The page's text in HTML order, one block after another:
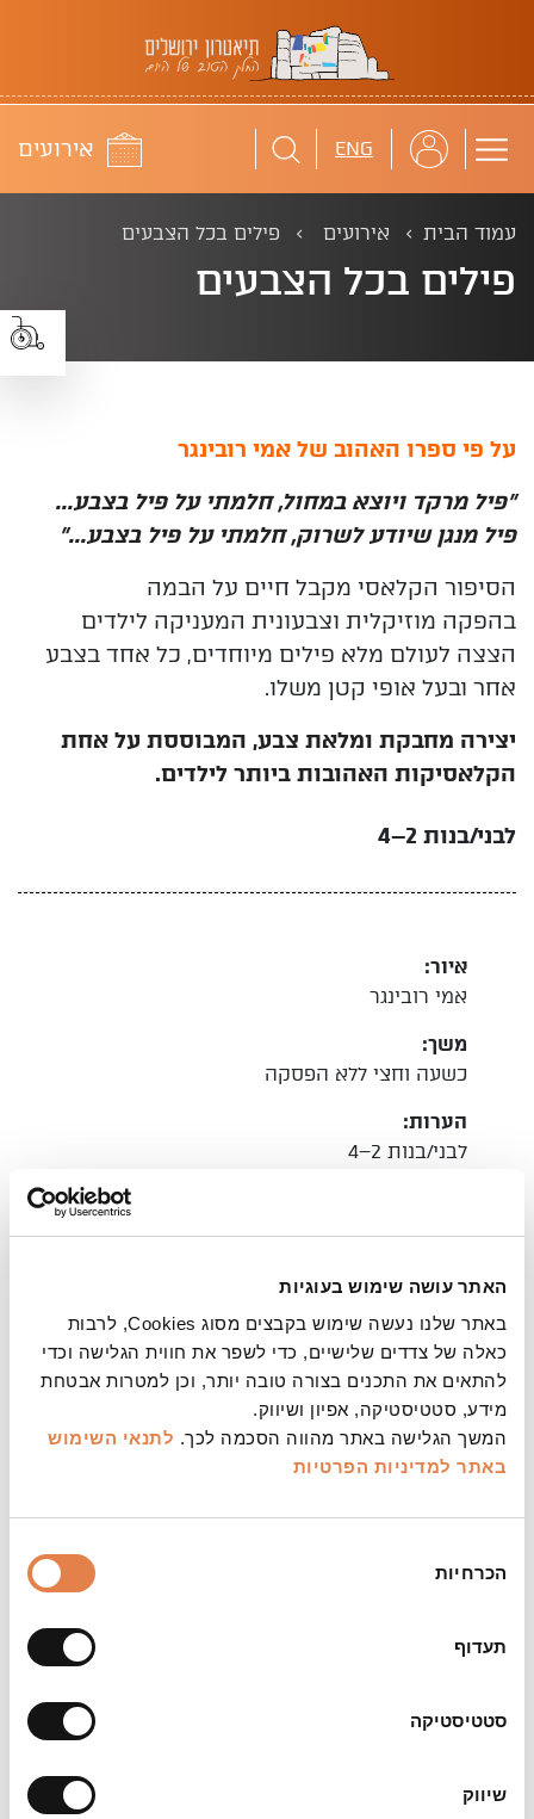
האתר עושה שימוש בעוגיות
באתר שלנו נעשה שימוש בקבצים מסוג Cookies, לרבות
כאלה של צדדים שלישיים, כדי לשפר את חווית הגלישה וכדי
להתאים את התכנים בצורה טובה יותר, וכן למטרות אבטחת
מידע, סטטיסטיקה, אפיון ושיווק.
המשך הגלישה באתר מהווה הסכמה לכך. לתנאי השימוש
באתר למדיניות הפרטיות
הסכמה
הכרחיות
תעדוף
סטטיסטיקה
שיווק
תיאטרון ירושלים
ENG לוח
אירועים
עמוד הבית אירועים פילים בכל הצבעים
פילים בכל הצבעים
על פי ספרו האהוב של אמי רובינגר
"פיל מרקד ויוצא במחול, חלמתי על פיל בצבע...
פיל מנגן שיודע לשרוק, חלמתי על פיל בצבע..."
הסיפור הקלאסי מקבל חיים על הבמה
בהפקה מוזיקלית וצבעונית המעניקה לילדים
הצצה לעולם מלא פילים מיוחדים, כל אחד בצבע
אחר ובעל אופי קטן משלו.
יצירה מחבקת ומלאת צבע, המבוססת על אחת
הקלאסיקות האהובות ביותר לילדים.
לבני/בנות 2–4
איור:
אמי רובינגר
משך:
כשעה וחצי ללא הפסקה
הערות:
לבני/בנות 2–4
תחת כיפת השמיים | הישיבה ברחבה על מחצלות,
פופים, ספסלים וכיסאות עץ | במופעי הערב מומלץ
גיל חייב בכרטיס | כניסת קהל כחצי שעה בלבד לפני
תחילת המופעים | מספר המקומות מוגבל | הקדימו
להזמין כרטיסים | מינויים מוזלים – ניתן להחליף
כרטיסים מהמינוי בתוספת תשלום סמלי | כדי שכולם
יוכלו לבוא וליהנות איתנו, מופעי הפסטיבל נגישים גם
לצופים שהם אנשים עם מוגבלות. לנוחותכם חניות
נגישות, מושבים ומקומות נגישים, מערכת עזר
בנוגע לנגישות, ניתן לפנות למר עידו אליאב בדוא"ל
או בפקס: 02-5662153 . כמו כן,
ניתן לשלוח מסרון (sms) לקופת התיאטרון 052-